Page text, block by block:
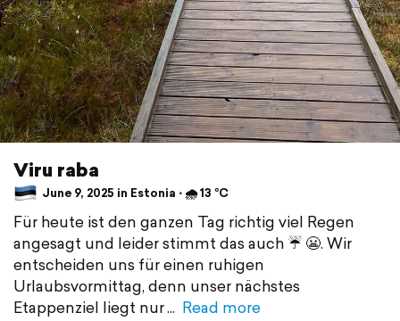
Viru raba
June 9, 2025 in Estonia ⋅ 🌧 13 °C
Für heute ist den ganzen Tag richtig viel Regen
angesagt und leider stimmt das auch ☔️ 😬. Wir
entscheiden uns für einen ruhigen
Urlaubsvormittag, denn unser nächstes
Etappenziel liegt nur
Read more